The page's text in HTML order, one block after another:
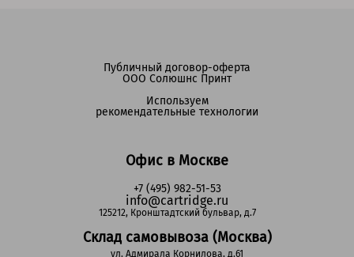
Офис в Москве
+7 (495) 982-51-53
info@cartridge.ru
125212, Кронштадтский бульвар, д.7
Склад самовывоза (Москва)
ул. Адмирала Корнилова, д.61
Публичный договор-оферта
ООО Солюшнс Принт
Используем
рекомендательные технологии